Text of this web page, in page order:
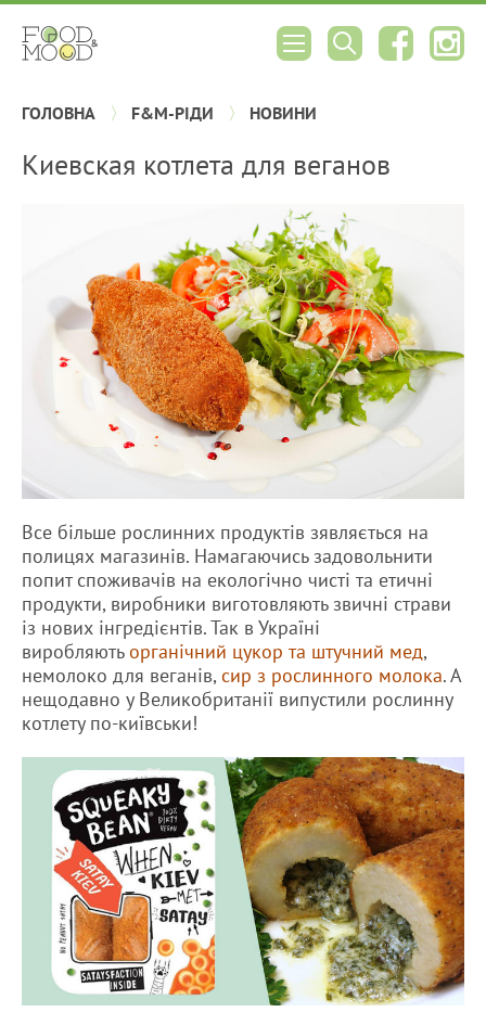
ГОЛОВНА F&M-РІДИ НОВИНИ
Киевская котлета для веганов
Все більше рослинних продуктів зявляється на
полицях магазинів. Намагаючись задовольнити
попит споживачів на екологічно чисті та етичні
продукти, виробники виготовляють звичні страви
із нових інгредієнтів. Так в Україні
виробляютьорганічний цукор та штучний мед,
немолоко для веганів, сир з рослинного молока. А
нещодавно у Великобританії випустили рослинну
котлету по-київськи!